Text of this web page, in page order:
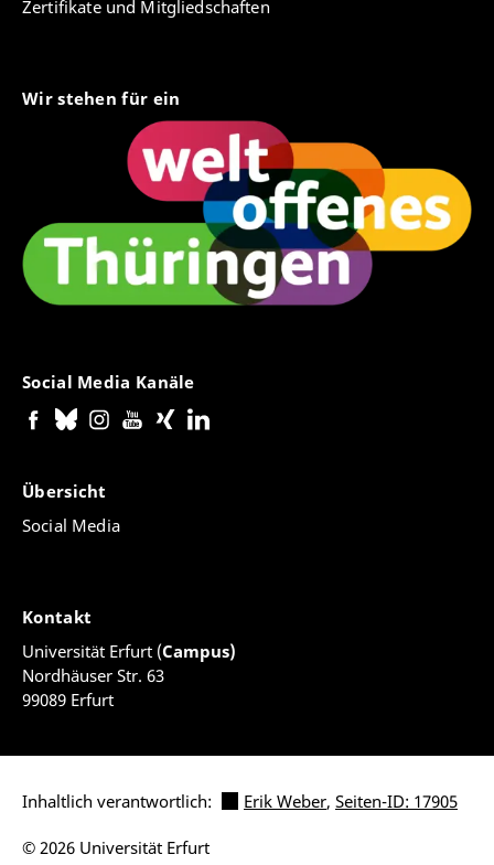
Zertifikate und Mitgliedschaften
Wir stehen für ein
Social Media Kanäle
Übersicht
Social Media
Kontakt
Universität Erfurt (Campus)
Nordhäuser Str. 63
99089 Erfurt
Inhaltlich verantwortlich: Erik Weber, Seiten-ID: 17905
© 2026 Universität Erfurt